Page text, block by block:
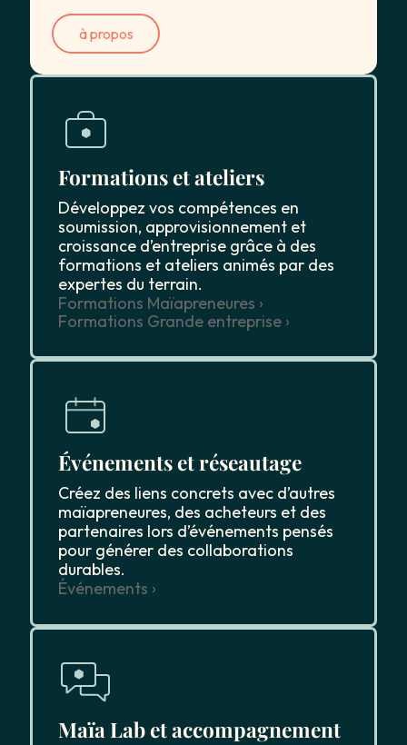
à propos
Formations et ateliers
Développez vos compétences en
soumission, approvisionnement et
croissance d’entreprise grâce à des
formations et ateliers animés par des
expertes du terrain.
Formations Maïapreneures ›
Formations Grande entreprise ›
Événements et réseautage
Créez des liens concrets avec d’autres
maïapreneures, des acheteurs et des
partenaires lors d’événements pensés
pour générer des collaborations
durables.
Événements ›
Maïa Lab et accompagnement